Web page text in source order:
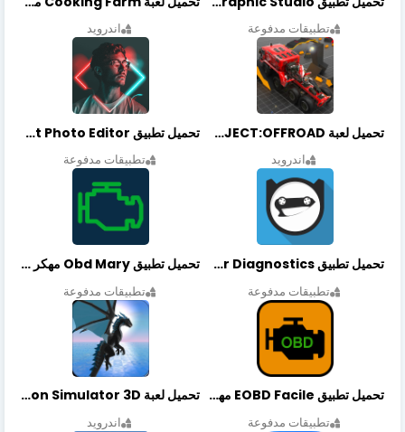
تطبيقات مدفوعة اندرويد
تحميل لعبة PROJECT:OFFROAD مهكرة أخر إصدار
اندرويد
تحميل تطبيق NeonArt Photo Editor مهكر أخر إصدار
تطبيقات مدفوعة
تحميل تطبيق OBDeleven Car Diagnostics مهكر أخر إصدار
تطبيقات مدفوعة
تحميل تطبيق Obd Mary مهكر أخر إصدار
تطبيقات مدفوعة
تحميل تطبيق EOBD Facile مهكر أخر إصدار
تطبيقات مدفوعة
تحميل لعبة Dragon Simulator 3D مهكرة أخر إصدار
اندرويد